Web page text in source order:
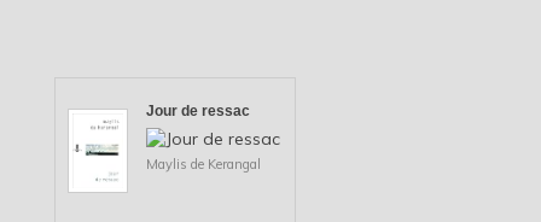
Jour de ressac
Maylis de Kerangal